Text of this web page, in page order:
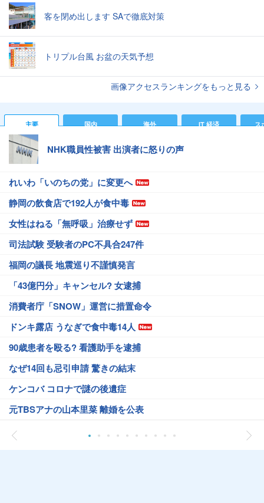
客を閉め出します SAで徹底対策
トリプル台風 お盆の天気予想
画像アクセスランキングをもっと見る
主要 国内 海外 IT 経済 ス
NHK職員性被害 出演者に怒りの声
れいわ「いのちの党」に変更へ
静岡の飲食店で192人が食中毒
女性はねる「無呼吸」治療せず
司法試験 受験者のPC不具合247件
福岡の議長 地震巡り不謹慎発言
「43億円分」キャンセル? 女逮捕
消費者庁「SNOW」運営に措置命令
ドンキ露店 うなぎで食中毒14人
90歳患者を殴る? 看護助手を逮捕
なぜ14回も忌引申請 驚きの結末
ケンコバ コロナで謎の後遺症
元TBSアナの山本里菜 離婚を公表